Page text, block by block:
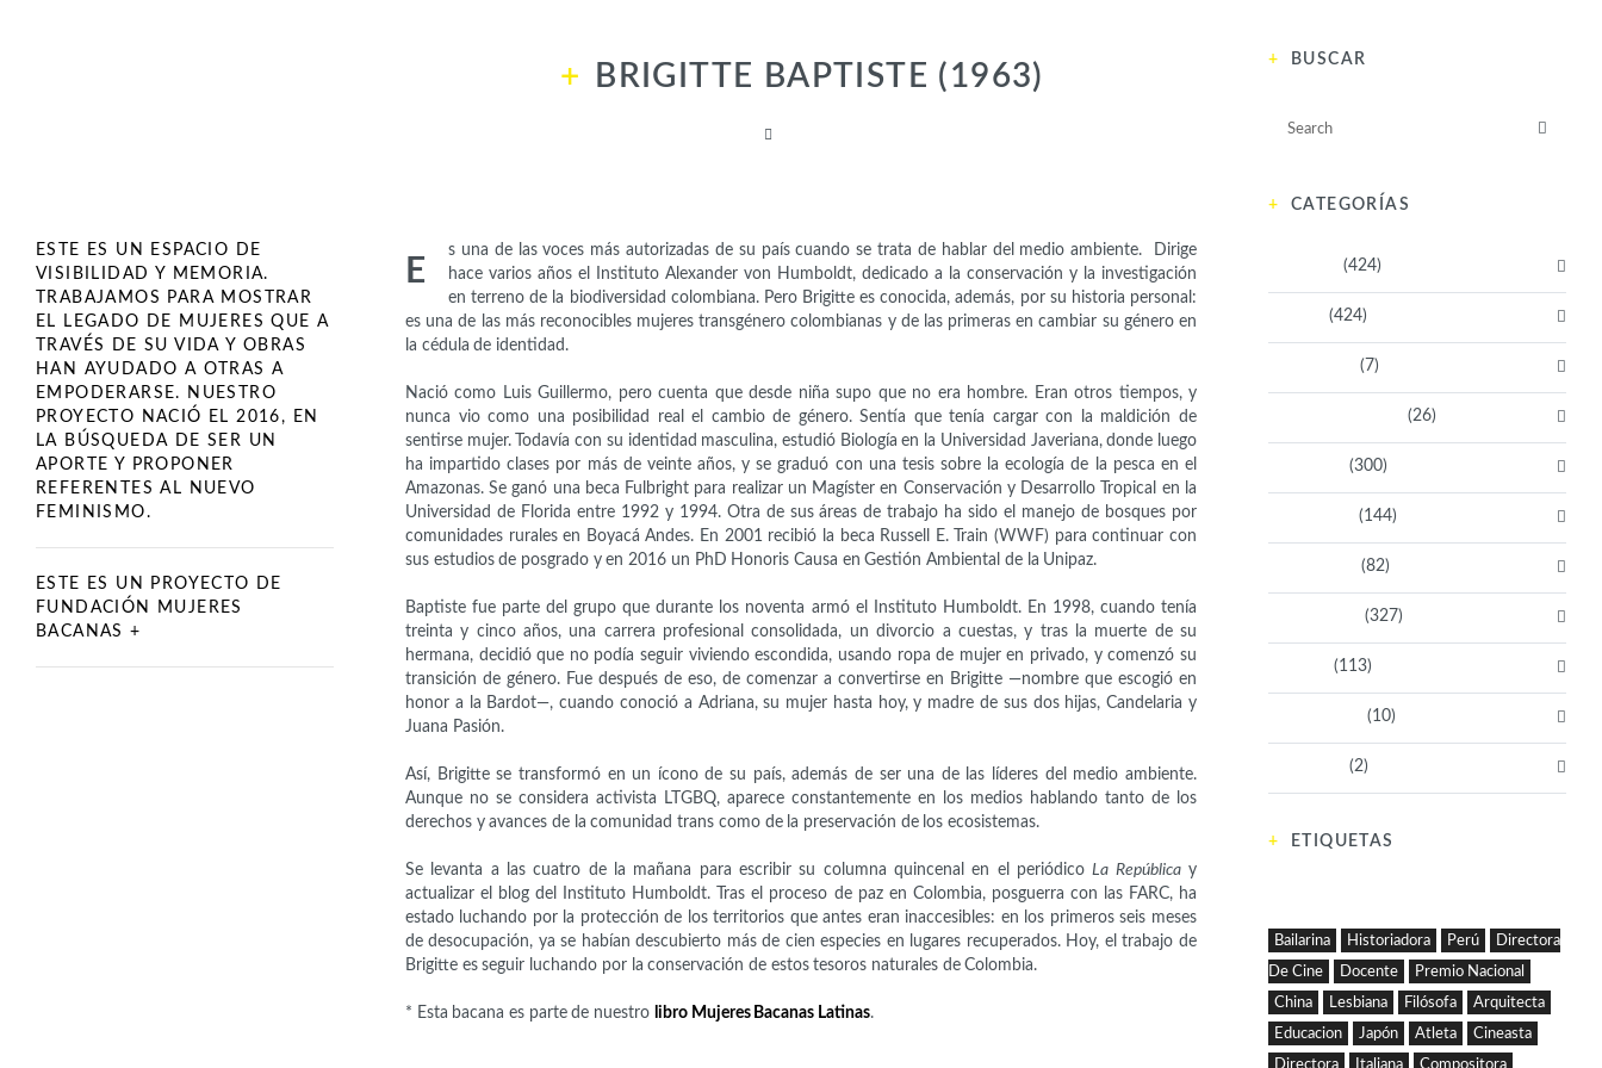
ESTE ES UN ESPACIO DE
VISIBILIDAD Y MEMORIA.
TRABAJAMOS PARA MOSTRAR
EL LEGADO DE MUJERES QUE A
TRAVÉS DE SU VIDA Y OBRAS
HAN AYUDADO A OTRAS A
EMPODERARSE. NUESTRO
PROYECTO NACIÓ EL 2016, EN
LA BÚSQUEDA DE SER UN
APORTE Y PROPONER
REFERENTES AL NUEVO
FEMINISMO.
ESTE ES UN PROYECTO DE
FUNDACIÓN MUJERES
BACANAS +
BRIGITTE BAPTISTE (1963)
E
s una de las voces más autorizadas de su país cuando se trata de hablar del medio ambiente.
Dirige
hace varios años el Instituto Alexander von Humboldt, dedicado a la conservación y la investigación
en terreno de la biodiversidad colombiana. Pero Brigitte es conocida, además, por su historia personal:
es una de las más reconocibles mujeres transgénero colombianas y de las primeras en cambiar su género en
la cédula de identidad.
Nació como Luis Guillermo, pero cuenta que desde niña supo que no era hombre. Eran otros tiempos, y
nunca vio como una posibilidad real el cambio de género. Sentía que tenía cargar con la maldición de
sentirse mujer. Todavía con su identidad masculina, estudió Biología en la Universidad Javeriana, donde luego
ha impartido clases por más de veinte años, y se graduó con una tesis sobre la ecología de la pesca en el
Amazonas. Se ganó una beca Fulbright para realizar un Magíster en Conservación y Desarrollo Tropical en la
Universidad de Florida entre 1992 y 1994. Otra de sus áreas de trabajo ha sido el manejo de bosques por
comunidades rurales en Boyacá Andes. En 2001 recibió la beca Russell E. Train (WWF) para continuar con
sus estudios de posgrado y en 2016 un PhD Honoris Causa en Gestión Ambiental de la Unipaz.
Baptiste fue parte del grupo que durante los noventa armó el Instituto Humboldt. En 1998, cuando tenía
treinta y cinco años, una carrera profesional consolidada, un divorcio a cuestas, y tras la muerte de su
hermana, decidió que no podía seguir viviendo escondida, usando ropa de mujer en privado, y comenzó su
transición de género. Fue después de eso, de comenzar a convertirse en Brigitte —nombre que escogió en
honor a la Bardot—, cuando conoció a Adriana, su mujer hasta hoy, y madre de sus dos hijas, Candelaria y
Juana Pasión.
Así, Brigitte se transformó en un ícono de su país, además de ser una de las líderes del medio ambiente.
Aunque no se considera activista LTGBQ, aparece constantemente en los medios hablando tanto de los
derechos y avances de la comunidad trans como de la preservación de los ecosistemas.
Se levanta a las cuatro de la mañana para escribir su columna quincenal en el periódicoLa Repúblicay
actualizar el blog del Instituto Humboldt. Tras el proceso de paz en Colombia, posguerra con las FARC, ha
estado luchando por la protección de los territorios que antes eran inaccesibles: en los primeros seis meses
de desocupación, ya se habían descubierto más de cien especies en lugares recuperados. Hoy, el trabajo de
Brigitte es seguir luchando por la conservación de estos tesoros naturales de Colombia.
* Esta bacana es parte de nuestro libro Mujeres Bacanas Latinas.
BUSCAR
CATEGORÍAS
(424)
(424)
(7)
(26)
(300)
(144)
(82)
(327)
(113)
(10)
(2)
ETIQUETAS
Bailarina Historiadora Perú
Directora
De Cine
Docente
Premio Nacional
China
Lesbiana Filósofa
Arquitecta
Educacion
Japón Atleta
Cineasta
Directora
Italiana
Compositora